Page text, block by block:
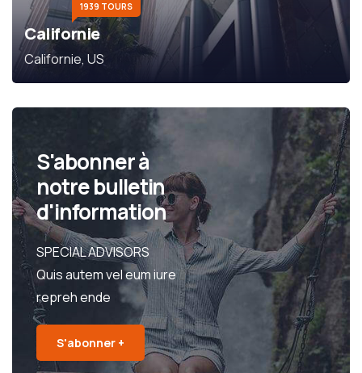
1939 TOURS
Californie
Californie, US
S'abonner à
notre bulletin
d'information
SPECIAL ADVISORS
Quis autem vel eum iure
repreh ende
S'abonner +